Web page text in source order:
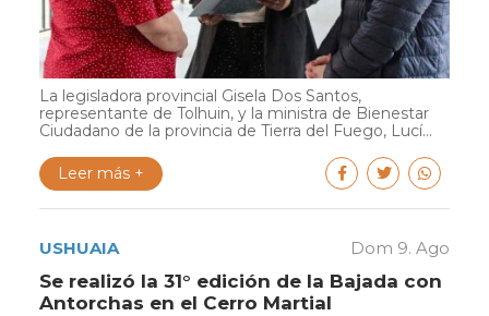
La legisladora provincial Gisela Dos Santos,
representante de Tolhuin, y la ministra de Bienestar
Ciudadano de la provincia de Tierra del Fuego, Lucí...
Leer más +
USHUAIA Dom 9. Ago
Se realizó la 31° edición de la Bajada con
Antorchas en el Cerro Martial